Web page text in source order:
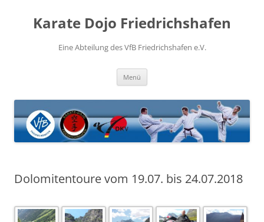
springenKarate Dojo Friedrichshafen
Eine Abteilung des VfB Friedrichshafen e.V.
Menü
Dolomitentoure vom 19.07. bis 24.07.2018